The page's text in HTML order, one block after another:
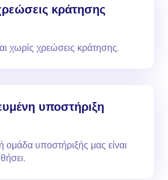
κράτησης
χωρίς χρεώσεις κράτησης.
υποστήριξη
υποστήριξής μας είναι